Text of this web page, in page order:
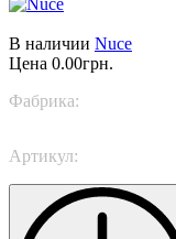
В наличии Nuce
Цена 0.00грн.
Фабрика:
Артикул: